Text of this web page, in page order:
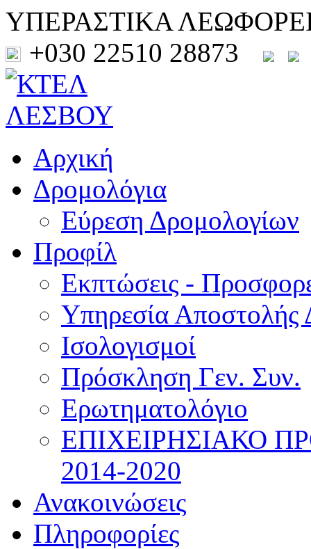
ΥΠΕΡΑΣΤΙΚΑ
+030 22510 28873
Αρχική
Δρομολόγια
Εύρεση Δρομολογίων
Προφίλ
Εκπτώσεις -
Υπηρεσία Αποστολής
Ισολογισμοί
Πρόσκληση Γεν. Συν.
Ερωτηματολόγιο
ΕΠΙΧΕΙΡΗΣΙΑΚΟ
2014-2020
Ανακοινώσεις
Πληροφορίες